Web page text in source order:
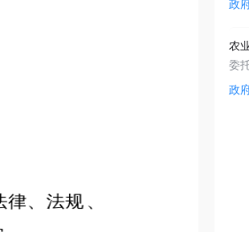
政
农
政